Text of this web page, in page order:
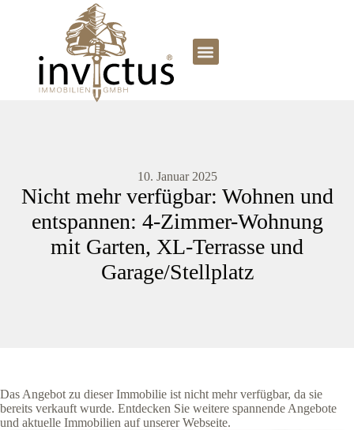
10. Januar 2025
Nicht mehr verfügbar: Wohnen und
entspannen: 4-Zimmer-Wohnung
mit Garten, XL-Terrasse und
Garage/Stellplatz
Das Angebot zu dieser Immobilie ist nicht mehr verfügbar, da sie
bereits verkauft wurde. Entdecken Sie weitere spannende Angebote
und aktuelle Immobilien auf unserer Webseite.